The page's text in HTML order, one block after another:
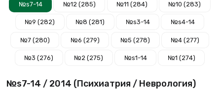
№s7-14 №12 (285) №11 (284) №10 (283)
№9 (282) №8 (281) №s3-14 №s4-14
№7 (280) №6 (279) №5 (278) №4 (277)
№3 (276) №2 (275) №s1-14 №1 (274)
№s7-14 / 2014 (Психиатрия / Неврология)